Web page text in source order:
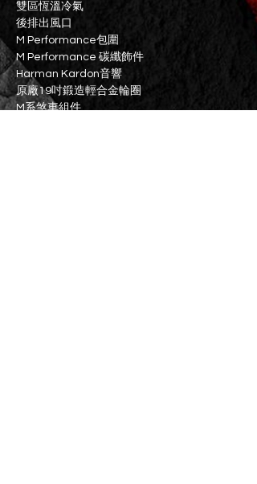
雙區恆溫冷氣
後排出風口
M Performance包圍
M Performance 碳纖飾件
Harman Kardon音響
原廠19吋鍛造輕合金輪圈
M系煞車組件